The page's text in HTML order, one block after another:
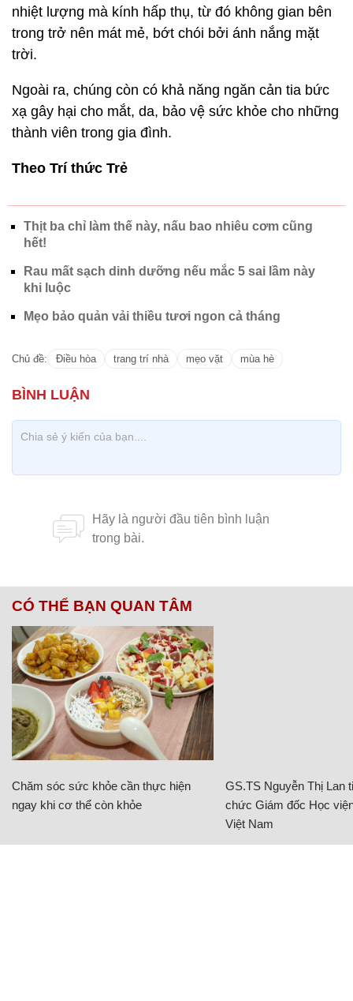
nhiệt lượng mà kính hấp thụ, từ đó không gian bên
trong trở nên mát mẻ, bớt chói bởi ánh nắng mặt
trời.
Ngoài ra, chúng còn có khả năng ngăn cản tia bức
xạ gây hại cho mắt, da, bảo vệ sức khỏe cho những
thành viên trong gia đình.
Theo Trí thức Trẻ
Thịt ba chỉ làm thế này, nấu bao nhiêu cơm cũng
hết!
Rau mất sạch dinh dưỡng nếu mắc 5 sai lầm này
khi luộc
Mẹo bảo quản vải thiều tươi ngon cả tháng
Chủ đề: Điều hòa trang trí nhà mẹo vặt mùa hè
CÓ THỂ BẠN QUAN TÂM
Chăm sóc sức khỏe cần thực hiện
ngay khi cơ thể còn khỏe
GS.TS Nguyễn Thị Lan
chức Giám đốc Học
Việt Nam